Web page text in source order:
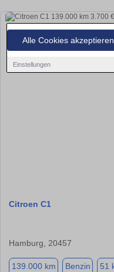
Alle Cookies akzeptieren
Einstellungen
Citroen C1
Hamburg, 20457
139.000 km Benzin 51